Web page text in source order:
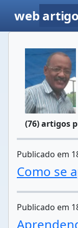
web
(76) artigos
Publicado em
Como se
Publicado em